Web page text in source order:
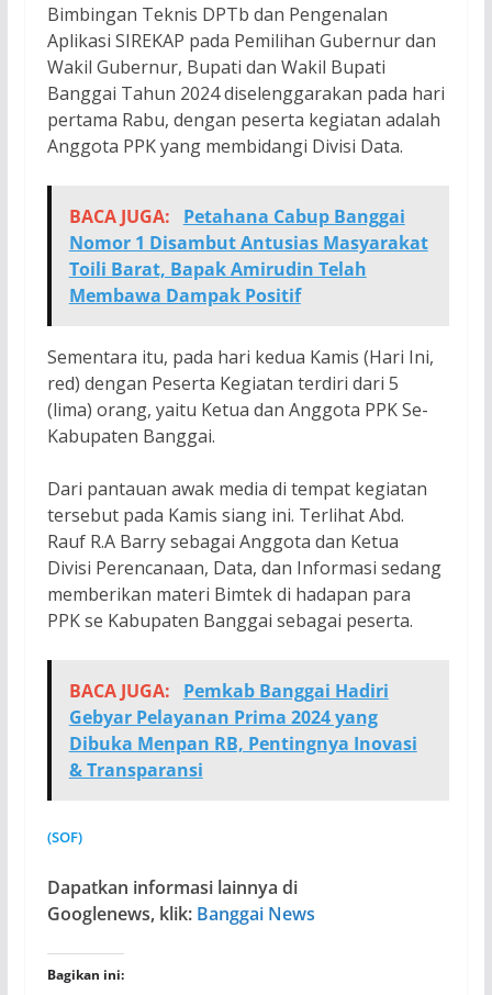
Bimbingan Teknis DPTb dan Pengenalan
Aplikasi SIREKAP pada Pemilihan Gubernur dan
Wakil Gubernur, Bupati dan Wakil Bupati
Banggai Tahun 2024 diselenggarakan pada hari
pertama Rabu, dengan peserta kegiatan adalah
Anggota PPK yang membidangi Divisi Data.
BACA JUGA:
Petahana Cabup Banggai
Nomor 1 Disambut Antusias Masyarakat
Toili Barat, Bapak Amirudin Telah
Membawa Dampak Positif
Sementara itu, pada hari kedua Kamis (Hari Ini,
red) dengan Peserta Kegiatan terdiri dari 5
(lima) orang, yaitu Ketua dan Anggota PPK Se-
Kabupaten Banggai.
Dari pantauan awak media di tempat kegiatan
tersebut pada Kamis siang ini. Terlihat Abd.
Rauf R.A Barry sebagai Anggota dan Ketua
Divisi Perencanaan, Data, dan Informasi sedang
memberikan materi Bimtek di hadapan para
PPK se Kabupaten Banggai sebagai peserta.
BACA JUGA:
Pemkab Banggai Hadiri
Gebyar Pelayanan Prima 2024 yang
Dibuka Menpan RB, Pentingnya Inovasi
& Transparansi
(SOF)
Dapatkan informasi lainnya di
Googlenews, klik: Banggai News
Bagikan ini: